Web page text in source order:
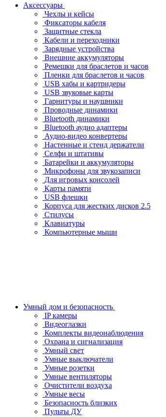
Аксессуары
Чехлы и кейсы
Фиксаторы кабеля
Защитные стекла
Кабели и переходники
Зарядные устройства
Внешние аккумуляторы
Ремешки для браслетов и часов
Пленки для браслетов и часов
USB хабы и картридеры
USB звуковые карты
Гарнитуры и наушники
Проводные динамики
Bluetooth динамики
Bluetooth аудио адаптеры
Аудио-видео конвертеры
Настенные и стенд держатели
Селфи и штативы
Батарейки и аккумуляторы
Микрофоны для звукозаписи
Для игровых консолей
Карты памяти
USB флешки
Корпуса для жестких дисков 2.5
Стилусы
Клавиатуры
Компьютерные мыши
Умный дом и безопасность
IP камеры
Видеоглазки
Комплекты видеонаблюдения
Охрана и сигнализация
Умный свет
Умные выключатели
Умные розетки
Умные вентиляторы
Очистители воздуха
Умные весы
Безопасность близких
Пульты ДУ